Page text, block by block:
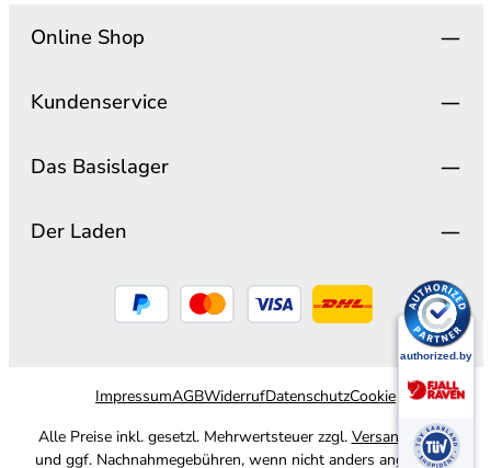
Online Shop
Kundenservice
Das Basislager
Der Laden
ImpressumAGBWiderrufDatenschutzCookie
Alle Preise inkl. gesetzl. Mehrwertsteuer zzgl. Versandkosten
und ggf. Nachnahmegebühren, wenn nicht anders angegeben.